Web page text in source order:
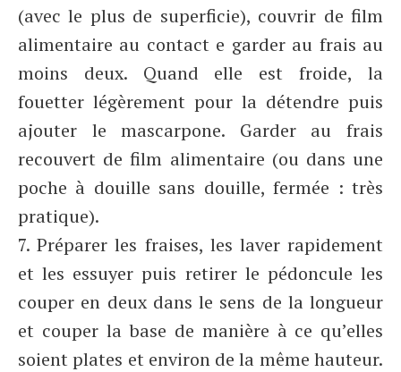
(avec le plus de superficie), couvrir de film
alimentaire au contact e garder au frais au
moins deux. Quand elle est froide, la
fouetter légèrement pour la détendre puis
ajouter le mascarpone. Garder au frais
recouvert de film alimentaire (ou dans une
poche à douille sans douille, fermée : très
pratique).
7. Préparer les fraises, les laver rapidement
et les essuyer puis retirer le pédoncule les
couper en deux dans le sens de la longueur
et couper la base de manière à ce qu’elles
soient plates et environ de la même hauteur.